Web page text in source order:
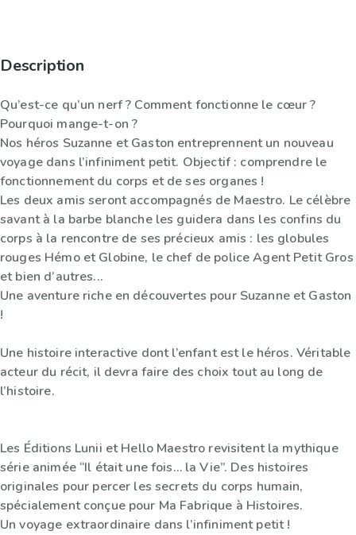
Description
Qu’est-ce qu’un nerf ? Comment fonctionne le cœur ?
Pourquoi mange-t-on ?
Nos héros Suzanne et Gaston entreprennent un nouveau
voyage dans l’infiniment petit. Objectif : comprendre le
fonctionnement du corps et de ses organes !
Les deux amis seront accompagnés de Maestro. Le célèbre
savant à la barbe blanche les guidera dans les confins du
corps à la rencontre de ses précieux amis : les globules
rouges Hémo et Globine, le chef de police Agent Petit Gros
et bien d’autres...
Une aventure riche en découvertes pour Suzanne et Gaston
!
Une histoire interactive dont l’enfant est le héros. Véritable
acteur du récit, il devra faire des choix tout au long de
l’histoire.
Les Éditions Lunii et Hello Maestro revisitent la mythique
série animée “Il était une fois… la Vie”. Des histoires
originales pour percer les secrets du corps humain,
spécialement conçue pour Ma Fabrique à Histoires.
Un voyage extraordinaire dans l’infiniment petit !